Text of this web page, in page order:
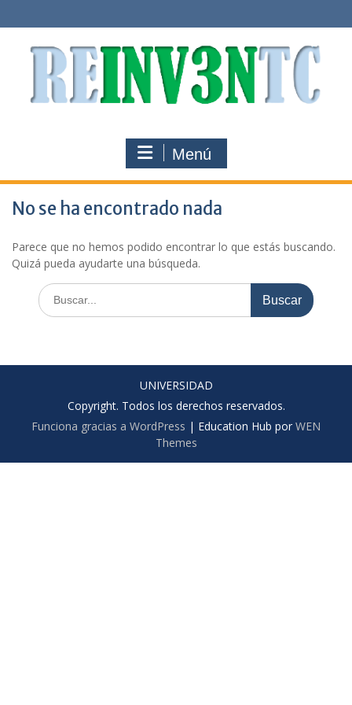
al
Menú
No se ha encontrado nada
Parece que no hemos podido encontrar lo que estás buscando.
Quizá pueda ayudarte una búsqueda.
Buscar:
UNIVERSIDAD
Copyright. Todos los derechos reservados.
Funciona gracias a WordPress | Education Hub por WEN
Themes